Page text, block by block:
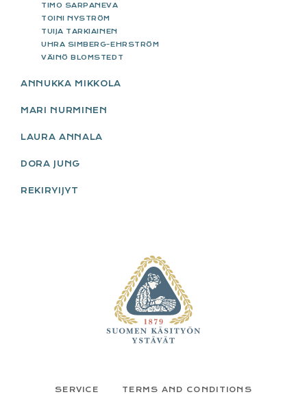
TIMO SARPANEVA
TOINI NYSTRÖM
TUIJA TARKIAINEN
UHRA SIMBERG-EHRSTRÖM
VÄINÖ BLOMSTEDT
ANNUKKA MIKKOLA
MARI NURMINEN
LAURA ANNALA
DORA JUNG
REKIRYIJYT
SERVICE TERMS AND CONDITIONS